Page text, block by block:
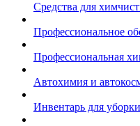
Средства для
Профессиональное
Профессиональная
Автохимия и
Инвентарь для уборки